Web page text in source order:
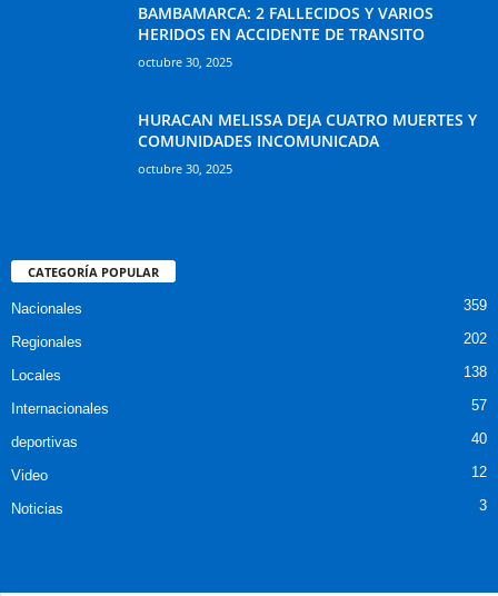
BAMBAMARCA: 2 FALLECIDOS Y VARIOS
HERIDOS EN ACCIDENTE DE TRANSITO
octubre 30, 2025
HURACAN MELISSA DEJA CUATRO MUERTES Y
COMUNIDADES INCOMUNICADA
octubre 30, 2025
CATEGORÍA POPULAR
Nacionales 359
Regionales 202
Locales 138
Internacionales 57
deportivas 40
Video 12
Noticias 3